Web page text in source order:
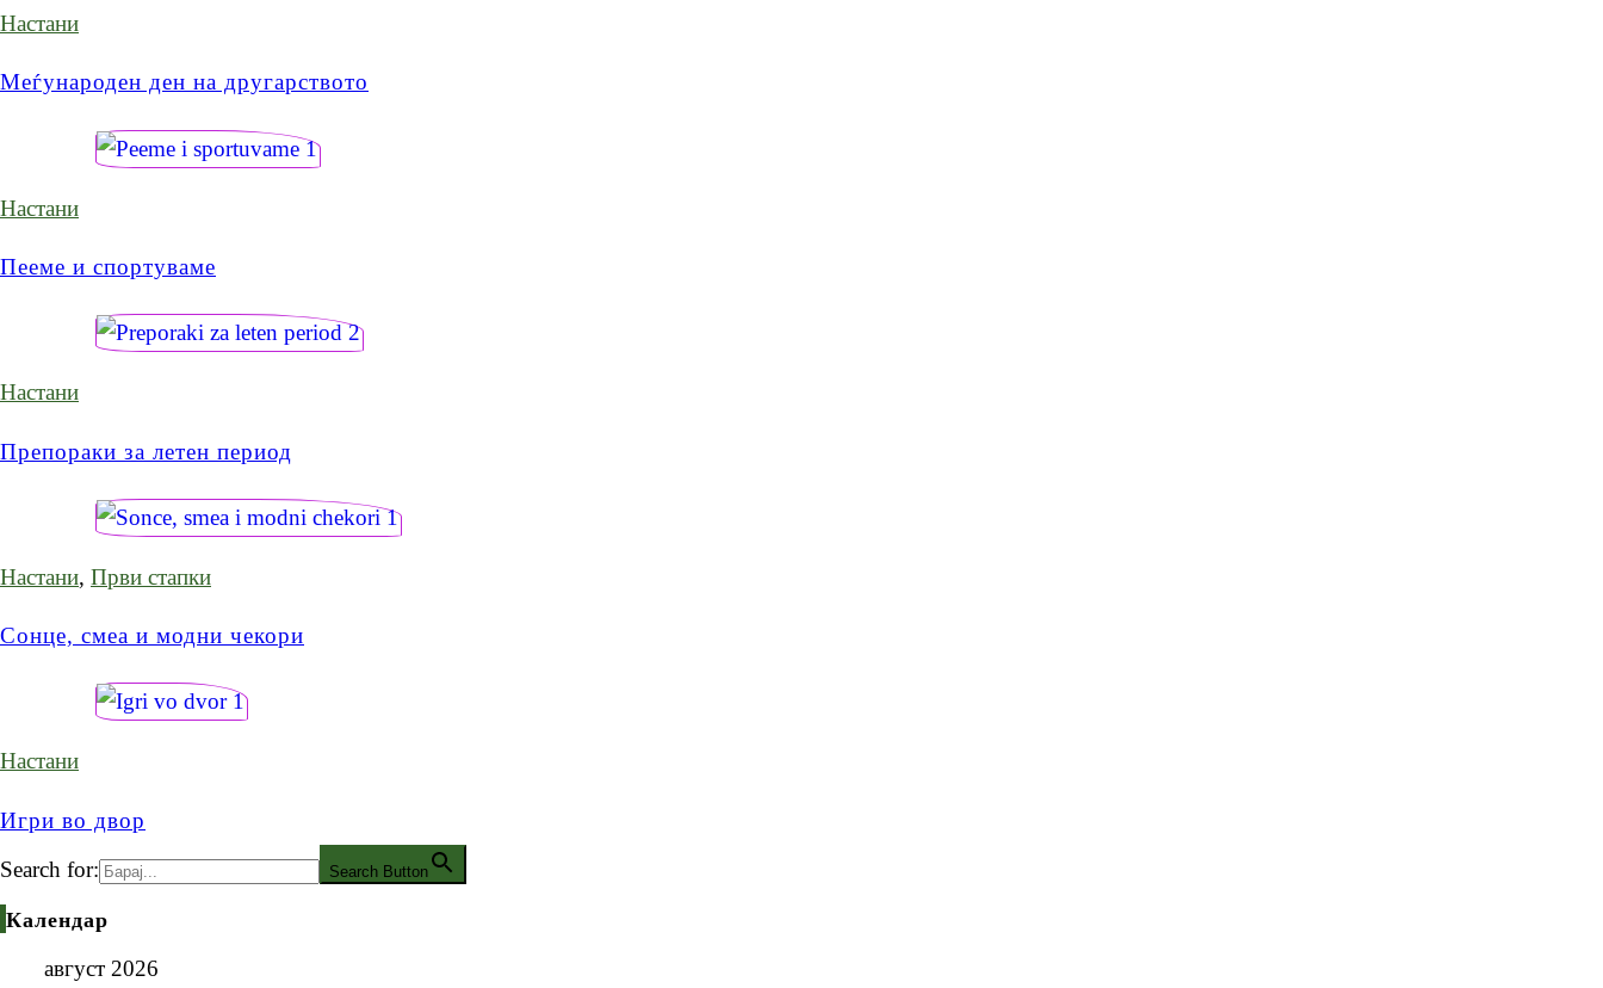
Настани
Меѓународен ден на другарството
Настани
Пееме и спортуваме
Настани
Препораки за летен период
Настани, Први стапки
Сонце, смеа и модни чекори
Настани
Игри во двор
Search for:
Search Button
Календар
август 2026